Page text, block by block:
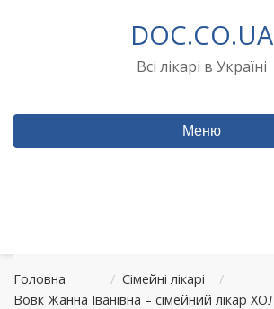
DOC.CO.UA
Всі лікарі в Україні
Меню
Головна / Сімейні лікарі
/
Вовк Жанна Іванівна – сімейний лікар